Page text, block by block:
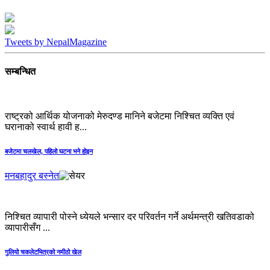
Tweets by NepalMagazine
सम्बन्धित
राष्ट्रको आर्थिक योजनाको मेरुदण्ड मानिने बजेटमा निश्चित व्यक्ति एवं
घरानाको स्वार्थ हावी ह...
बजेटमा चलखेल, पहिलो घटना भने होइन
मनबहादुर बस्नेत
निश्चित व्यापारी पोस्ने ध्येयले भन्सार दर परिवर्तन गर्ने अर्थमन्त्री खतिवडाको
व्यापारीसँग ...
गुलियो चकलेटभित्रको नमीठो खेल